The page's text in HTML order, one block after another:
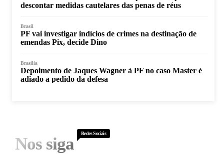
descontar medidas cautelares das penas de réus
Brasil
PF vai investigar indícios de crimes na destinação de
emendas Pix, decide Dino
Brasília
Depoimento de Jaques Wagner à PF no caso Master é
adiado a pedido da defesa
Nos siga
Redes Sociais